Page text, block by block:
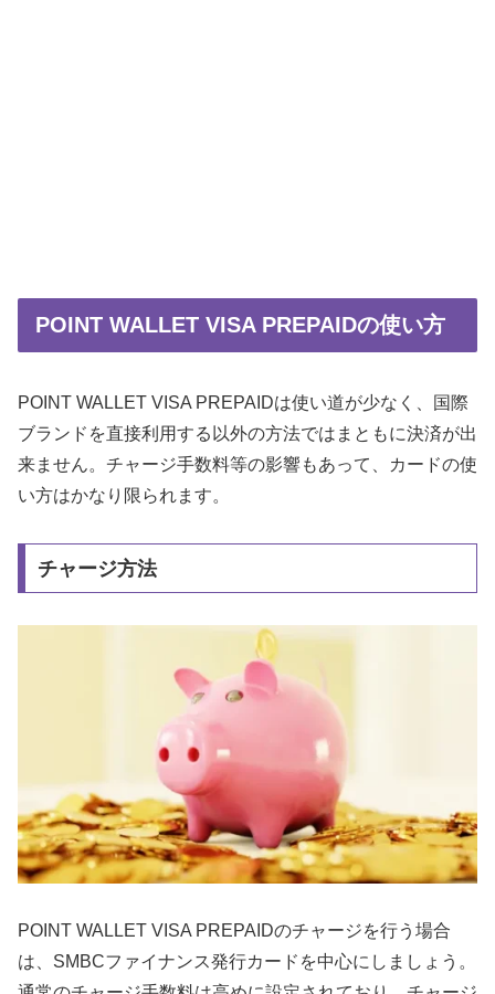
POINT WALLET VISA PREPAIDの使い方
POINT WALLET VISA PREPAIDは使い道が少なく、国際
ブランドを直接利用する以外の方法ではまともに決済が出
来ません。チャージ手数料等の影響もあって、カードの使
い方はかなり限られます。
チャージ方法
POINT WALLET VISA PREPAIDのチャージを行う場合
は、SMBCファイナンス発行カードを中心にしましょう。